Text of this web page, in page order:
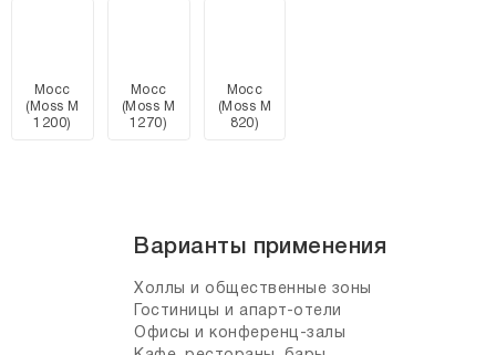
Мосс
(Moss M
1200)
Мосс
(Moss M
1270)
Мосс
(Moss М
820)
Варианты применения
Холлы и общественные зоны
Гостиницы и апарт-отели
Офисы и конференц-залы